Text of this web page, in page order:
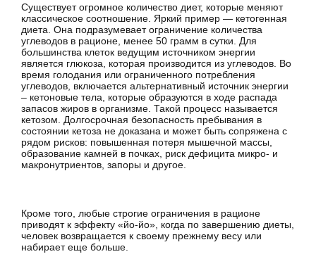
Существует огромное количество диет, которые меняют
классическое соотношение. Яркий пример — кетогенная
диета. Она подразумевает ограничение количества
углеводов в рационе, менее 50 грамм в сутки. Для
большинства клеток ведущим источником энергии
является глюкоза, которая производится из углеводов. Во
время голодания или ограниченного потребления
углеводов, включается альтернативный источник энергии
– кетоновые тела, которые образуются в ходе распада
запасов жиров в организме. Такой процесс называется
кетозом. Долгосрочная безопасность пребывания в
состоянии кетоза не доказана и может быть сопряжена с
рядом рисков: повышенная потеря мышечной массы,
образование камней в почках, риск дефицита микро- и
макронутриентов, запоры и другое.
Кроме того, любые строгие ограничения в рационе
приводят к эффекту «йо-йо», когда по завершению диеты,
человек возвращается к своему прежнему весу или
набирает еще больше.